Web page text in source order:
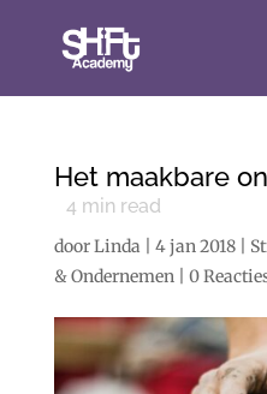
Het maakbare
4 min read
doorLinda 4 jan 2018|
& Ondernemen| 0